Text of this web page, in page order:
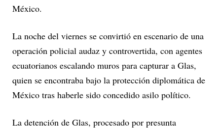
México.
La noche del viernes se convirtió en escenario de una
operación policial audaz y controvertida, con agentes
ecuatorianos escalando muros para capturar a Glas,
quien se encontraba bajo la protección diplomática de
México tras haberle sido concedido asilo político.
La detención de Glas, procesado por presunta